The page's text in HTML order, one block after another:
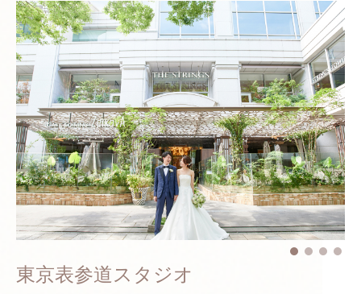
東京表参道スタジオ